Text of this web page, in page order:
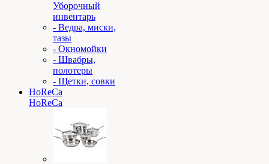
Уборочный
инвентарь
- Ведра, миски,
тазы
- Окномойки
- Швабры,
полотеры
- Щетки, совки
HoReCa
HoReCa